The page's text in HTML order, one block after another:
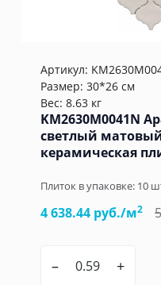
Артикул:
Размер: 30*26 см
Вес: 8.63 кг
KM2630M0041N
светлый
керамическая
Плиток в упаковке: 10
4 638.44 руб./м2
– +